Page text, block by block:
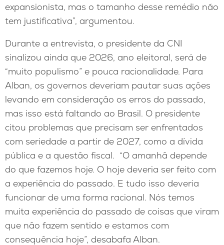
expansionista, mas o tamanho desse remédio não
tem justificativa”, argumentou.
Durante a entrevista, o presidente da CNI
sinalizou ainda que 2026, ano eleitoral, será de
“muito populismo” e pouca racionalidade. Para
Alban, os governos deveriam pautar suas ações
levando em consideração os erros do passado,
mas isso está faltando ao Brasil. O presidente
citou problemas que precisam ser enfrentados
com seriedade a partir de 2027, como a dívida
pública e a questão fiscal. “O amanhã depende
do que fazemos hoje. O hoje deveria ser feito com
a experiência do passado. E tudo isso deveria
funcionar de uma forma racional. Nós temos
muita experiência do passado de coisas que viram
que não fazem sentido e estamos com
consequência hoje”, desabafa Alban.